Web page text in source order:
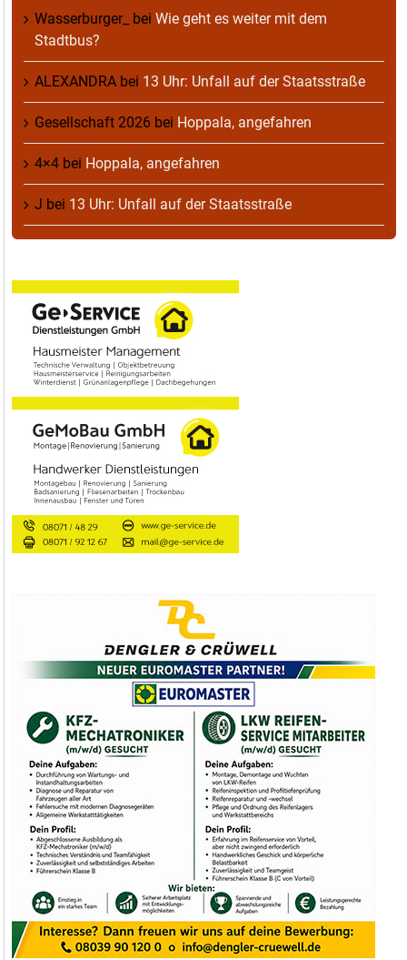
Wasserburger_ bei Wie geht es weiter mit dem
Stadtbus?
ALEXANDRA bei 13 Uhr: Unfall auf der Staatsstraße
Gesellschaft 2026 bei Hoppala, angefahren
4×4 bei Hoppala, angefahren
J bei 13 Uhr: Unfall auf der Staatsstraße